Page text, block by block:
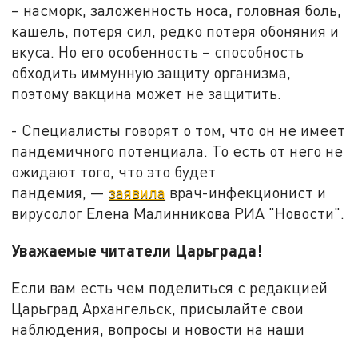
– насморк, заложенность носа, головная боль,
кашель, потеря сил, редко потеря обоняния и
вкуса. Но его особенность – способность
обходить иммунную защиту организма,
поэтому вакцина может не защитить.
- Специалисты говорят о том, что он не имеет
пандемичного потенциала. То есть от него не
ожидают того, что это будет
пандемия, —заявила врач-инфекционист и
вирусолог Елена Малинникова РИА "Новости".
Уважаемые читатели Царьграда!
Если вам есть чем поделиться с редакцией
Царьград Архангельск, присылайте свои
наблюдения, вопросы и новости на наши